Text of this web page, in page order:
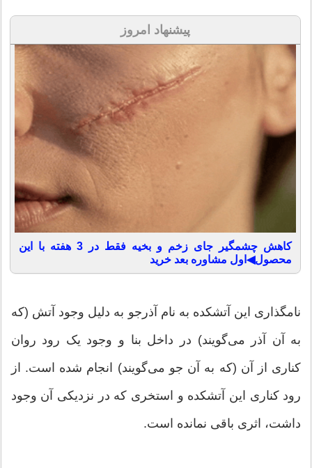
پیشنهاد امروز
کاهش چشمگیر جای زخم و بخیه فقط در 3 هفته با این
محصول◀اول مشاوره بعد خرید
نامگذاری این آتشکده به نام آذرجو به دلیل وجود آتش (که
به آن آذر می‌گویند) در داخل بنا و وجود یک رود روان
کناری از آن (که به آن جو می‌گویند) انجام شده است. از
رود کناری این آتشکده و استخری که در نزدیکی آن وجود
داشت، اثری باقی نمانده است.